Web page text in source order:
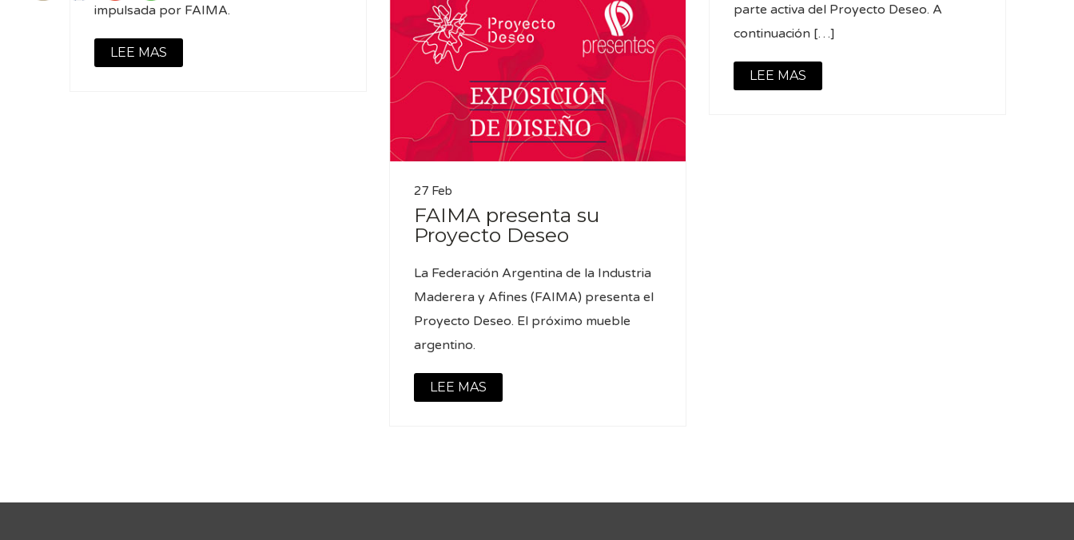
impulsada por FAIMA.
LEE MAS
parte activa del Proyecto Deseo. A
continuación […]
LEE MAS
27 Feb
FAIMA presenta su
Proyecto Deseo
La Federación Argentina de la Industria
Maderera y Afines (FAIMA) presenta el
Proyecto Deseo. El próximo mueble
argentino.
LEE MAS